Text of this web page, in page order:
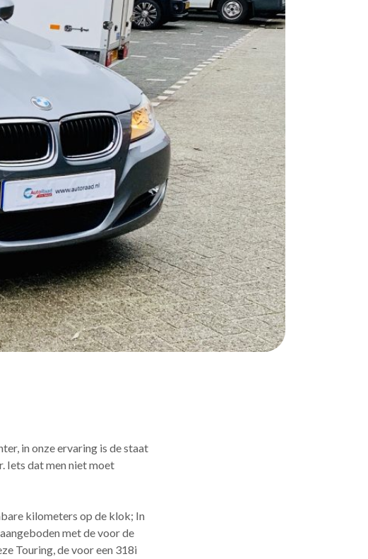
in onze ervaring is de staat
Iets dat men niet moet
kilometers op de klok; In
met de voor de
Touring, de voor een 318i